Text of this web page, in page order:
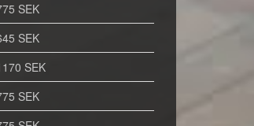
SEK
SEK
SEK
SEK